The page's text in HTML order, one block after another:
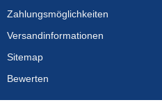
Zahlungsmöglichkeiten
Versandinformationen
Sitemap
Bewerten